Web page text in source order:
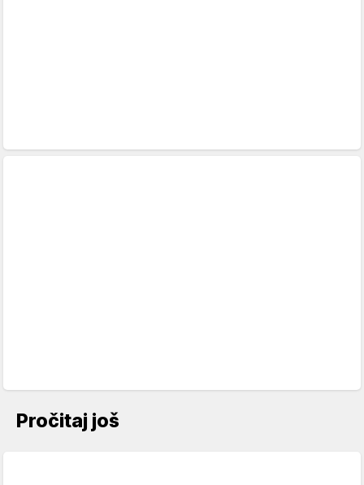
Pročitaj još